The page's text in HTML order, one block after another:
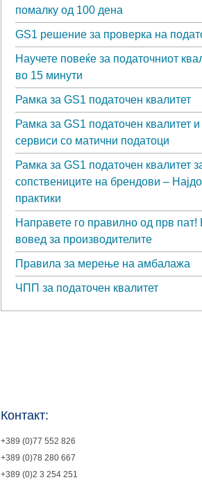
помалку од 100 дена
GS1 решение за проверка на
Научете повеќе за податочниот
во 15 минути
Рамка за GS1 податочен квалитет
Рамка за GS1 податочен квалитет и
сервиси со матични податоци
Рамка за GS1 податочен квалитет
сопствениците на брендови –
практики
Направете го правилно од прв пат!
вовед за производителите
Правила за мерење на амбалажа
ЧПП за податочен квалитет
Контакт:
+389 (0)77 552 826
+389 (0)78 280 667
+389 (0)2 3 254 251